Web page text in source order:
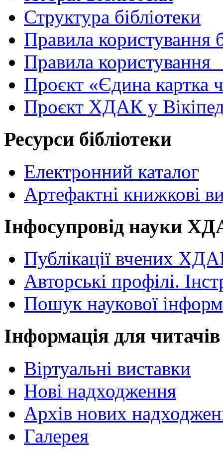
Структура бібліотеки
Правила користування
Правила
Проєкт «Єдина картка
Проєкт ХДАК у
Ресурси бібліотеки
Електронний каталог
Артефактні книжкові
Інфосупровід науки
Публікації вчених
Авторські профілі.
Пошук наукової
Інформація для читачів
Віртуальні виставки
Нові надходження
Архів нових
Галерея